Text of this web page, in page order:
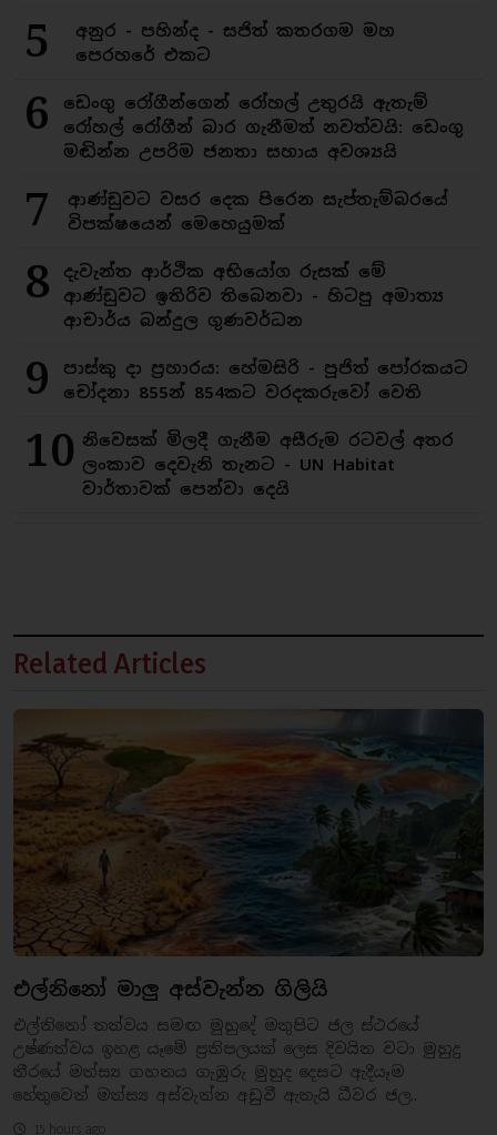
5
අනුර - පහින්ද - සජිත් කතරගම මහ
පෙරහරේ එකට
6
ඩෙංගු රෝගීන්ගෙන් රෝහල් උතුරයි ඇතැම්
රෝහල් රෝගීන් බාර ගැනීමත් නවත්වයි: ඩෙංගු
මඬින්න උපරිම ජනතා සහාය අවශ්‍යයි
7
ආණ්ඩුවට වසර දෙක පිරෙන සැප්තැම්බරයේ
විපක්ෂයෙන් මෙහෙයුමක්
8
දැවැන්ත ආර්ථික අභියෝග රුසක් මේ
ආණ්ඩුවට ඉතිරිව තිබෙනවා - හිටපු අමාත්‍ය
ආචාර්ය බන්දුල ගුණවර්ධන
9
පාස්කු දා ප්‍රහාරය: හේමසිරි - පූජිත් පෝරකයට
චෝදනා 855න් 854කට වරදකරුවෝ වෙති
10 නිවෙසක් මිලදී ගැනීම අසීරුම රටවල් අතර
ලංකාව දෙවැනි තැනට - UN Habitat
වාර්තාවක් පෙන්වා දෙයි
Related Articles
එල්නිනෝ මාලු අස්වැන්න ගිලියි
එල්නිනෝ තත්වය සමඟ මුහුදේ මතුපිට ජල ස්ථරයේ
උෂ්ණත්වය ඉහළ යෑමේ ප්‍රතිපලයක් ලෙස දිවයින වටා මුහුදු
තීරයේ මත්ස්‍ය ගහනය ගැඹුරු මුහුද දෙසට ඇදීයෑම
හේතුවෙන් මත්ස්‍ය අස්වැන්න අඩුවී ඇතැයි ධීවර ජල..
15 hours ago